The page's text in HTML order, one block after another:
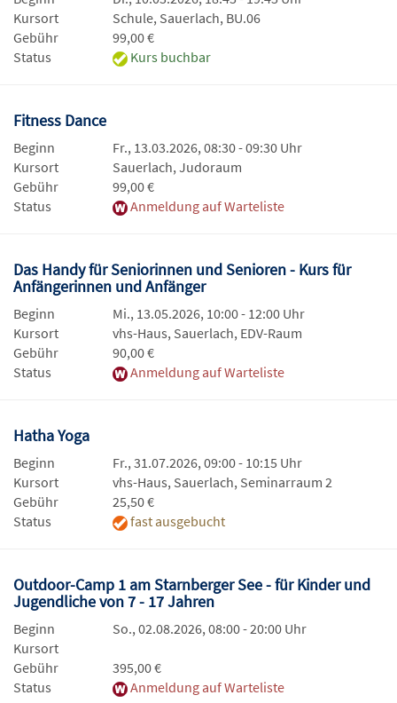
Kursort
Schule, Sauerlach, BU.06
Gebühr
99,00 €
Status
Kurs buchbar
Fitness Dance
Beginn
Fr., 13.03.2026, 08:30 - 09:30 Uhr
Kursort
Sauerlach, Judoraum
Gebühr
99,00 €
Status
Anmeldung auf Warteliste
Das Handy für Seniorinnen und Senioren - Kurs für
Anfängerinnen und Anfänger
Beginn
Mi., 13.05.2026, 10:00 - 12:00 Uhr
Kursort
vhs-Haus, Sauerlach, EDV-Raum
Gebühr
90,00 €
Status
Anmeldung auf Warteliste
Hatha Yoga
Beginn
Fr., 31.07.2026, 09:00 - 10:15 Uhr
Kursort
vhs-Haus, Sauerlach, Seminarraum 2
Gebühr
25,50 €
Status
fast ausgebucht
Outdoor-Camp 1 am Starnberger See - für Kinder und
Jugendliche von 7 - 17 Jahren
Beginn
So., 02.08.2026, 08:00 - 20:00 Uhr
Kursort
Gebühr
395,00 €
Status
Anmeldung auf Warteliste